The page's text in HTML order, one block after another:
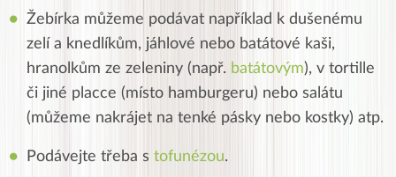
Žebírka můžeme podávat například k dušenému
zelí a knedlíkům, jáhlové nebo batátové kaši,
hranolkům ze zeleniny (např. batátovým), v tortille
či jiné placce (místo hamburgeru) nebo salátu
(můžeme nakrájet na tenké pásky nebo kostky) atp.
Podávejte třeba s tofunézou.